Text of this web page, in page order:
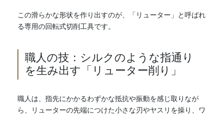
この滑らかな形状を作り出すのが、「リューター」と呼ばれ
る専用の回転式切削工具です。
職人の技：シルクのような指通り
を生み出す「リューター削り」
職人は、指先にかかるわずかな抵抗や振動を感じ取りなが
ら、リューターの先端につけた小さな刃やヤスリを操り、ワ